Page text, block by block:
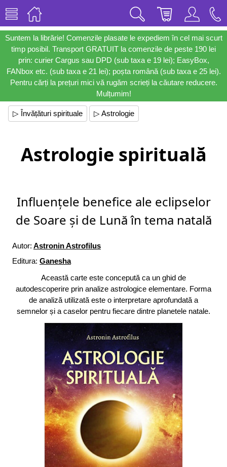
Suntem la librărie! Comenzile plasate le expediem în cel mai scurt
timp posibil. Transport GRATUIT la comenzile de peste 190 lei
prin: curier Cargus sau DPD (sub taxa e 19 lei); EasyBox,
FANbox etc. (sub taxa e 21 lei); poșta română (sub taxa e 25 lei).
Pentru cărți la prețuri mici vă rugăm scrieți la căutare reducere.
Mulțumim!
▷ Învățături spirituale ▷ Astrologie
Astrologie spirituală
Influențele benefice ale eclipselor
de Soare și de Lună în tema natală
Autor: Astronin Astrofilus
Editura: Ganesha
Această carte este concepută ca un ghid de
autodescoperire prin analize astrologice elementare. Forma
de analiză utilizată este o interpretare aprofundată a
semnelor și a caselor pentru fiecare dintre planetele natale.